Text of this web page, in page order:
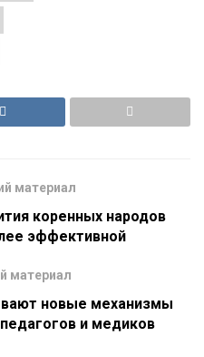
материал
коренных народов
эффективной
материал
новые механизмы
и медиков